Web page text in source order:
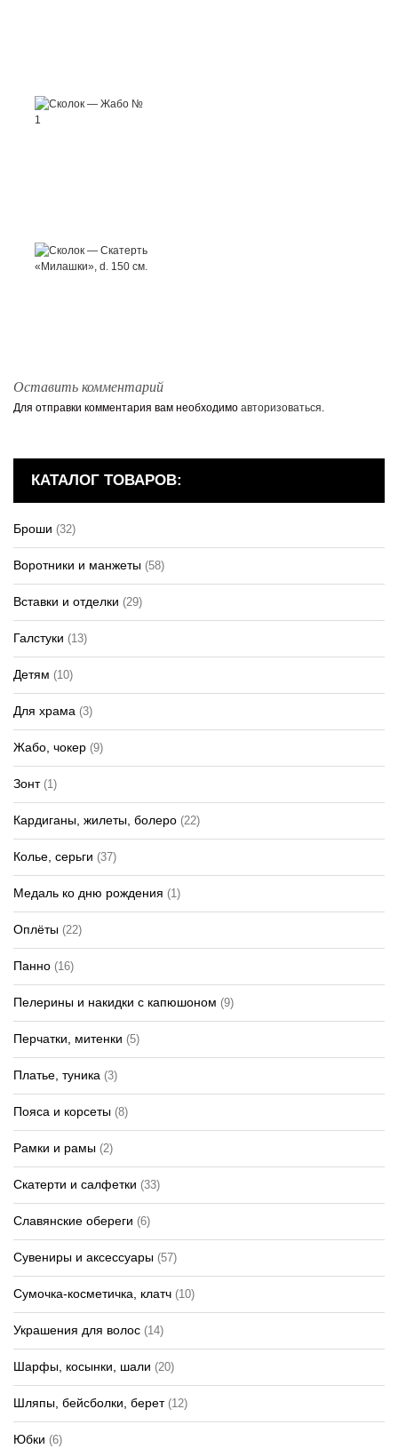
Оставить комментарий
Для отправки комментария вам необходимо авторизоваться.
КАТАЛОГ ТОВАРОВ:
Броши (32)
Воротники и манжеты (58)
Вставки и отделки (29)
Галстуки (13)
Детям (10)
Для храма (3)
Жабо, чокер (9)
Зонт(1)
Кардиганы, жилеты, болеро (22)
Колье, серьги (37)
Медаль ко дню рождения (1)
Оплёты (22)
Панно (16)
Пелерины и накидки с капюшоном (9)
Перчатки, митенки (5)
Платье, туника (3)
Пояса и корсеты (8)
Рамки и рамы (2)
Скатерти и салфетки (33)
Славянские обереги (6)
Сувениры и аксессуары (57)
Сумочка-косметичка, клатч (10)
Украшения для волос (14)
Шарфы, косынки, шали (20)
Шляпы, бейсболки, берет(12)
Юбки (6)